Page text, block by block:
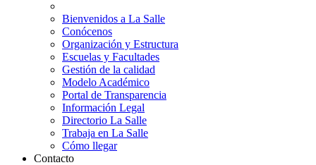
Bienvenidos a La Salle
Conócenos
Organización y Estructura
Escuelas y Facultades
Gestión de la calidad
Modelo Académico
Portal de Transparencia
Información Legal
Directorio La Salle
Trabaja en La Salle
Cómo llegar
Contacto